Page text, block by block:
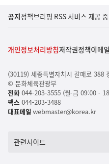
공지정책브리핑 RSS 서비스 제공
개인정보처리방침저작권정책이메
(30119) 세종특별자치시 갈매로 388
© 문화체육관광부
전화044-203-3555 (월-금 09:00 -
팩스044-203-3488
대표메일 webmaster@korea.kr
관련사이트